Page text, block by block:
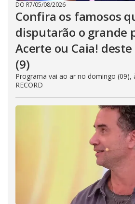
DO R7/05/08/2026
Confira os famosos
disputarão o grande
Acerte ou Caia!
(9)
Programa vai ao ar no domingo (09),
RECORD